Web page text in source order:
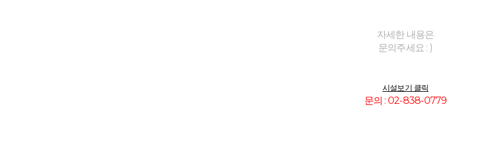
자세한 내용은
문의주세요 : )
시설보기 클릭
문의 : 02-838-0779